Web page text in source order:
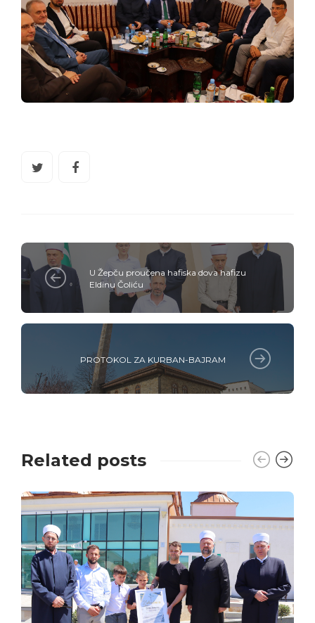
U Žepču proučena hafiska dova hafizu
Eldinu Čoliću
PROTOKOL ZA KURBAN-BAJRAM
Related posts